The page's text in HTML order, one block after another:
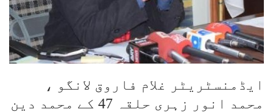
ایڈمنسٹریٹر غلام فاروق لانگو ،
محمد انور زہری حلقہ 47 کے محمد دین